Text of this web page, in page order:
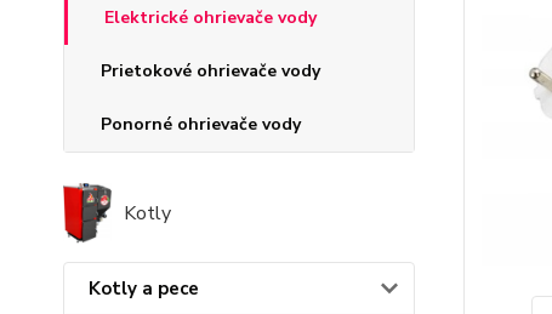
Elektrické ohrievače vody
Prietokové ohrievače vody
Ponorné ohrievače vody
Kotly
Kotly a pece